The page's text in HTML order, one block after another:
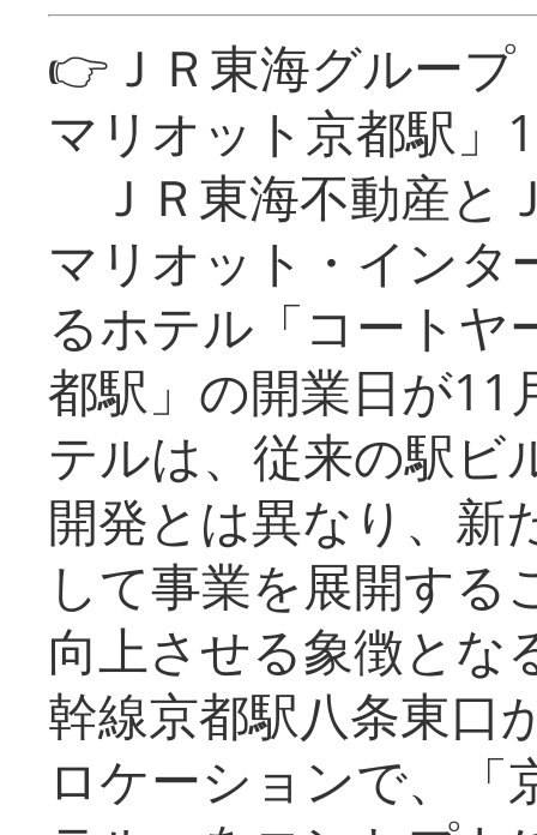
👉ＪＲ東海グルー
マリオット京都駅」
ＪＲ東海不動産と
マリオット・インタ
るホテル「コートヤ
都駅」の開業日が11
テルは、従来の駅ビ
開発とは異なり、新
して事業を展開する
向上させる象徴とな
幹線京都駅八条東口
ロケーションで、「